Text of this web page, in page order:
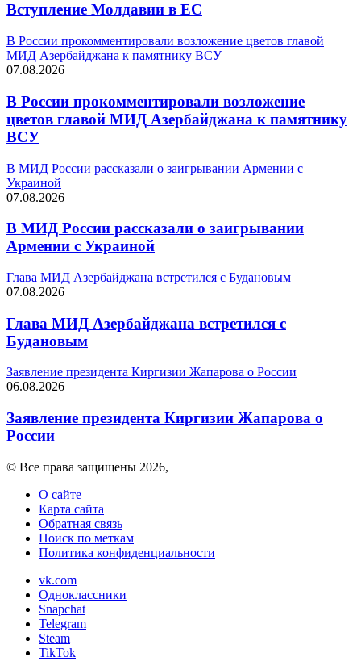
Вступление Молдавии в ЕС
В России прокомментировали возложение цветов главой
МИД Азербайджана к памятнику ВСУ
07.08.2026
В России прокомментировали возложение
цветов главой МИД Азербайджана к памятнику
ВСУ
В МИД России рассказали о заигрывании Армении с
Украиной
07.08.2026
В МИД России рассказали о заигрывании
Армении с Украиной
Глава МИД Азербайджана встретился с Будановым
07.08.2026
Глава МИД Азербайджана встретился с
Будановым
Заявление президента Киргизии Жапарова о России
06.08.2026
Заявление президента Киргизии Жапарова о
России
© Все права защищены 2026, |
О сайте
Карта сайта
Обратная связь
Поиск по меткам
Политика конфиденциальности
vk.com
Одноклассники
Snapchat
Telegram
Steam
TikTok